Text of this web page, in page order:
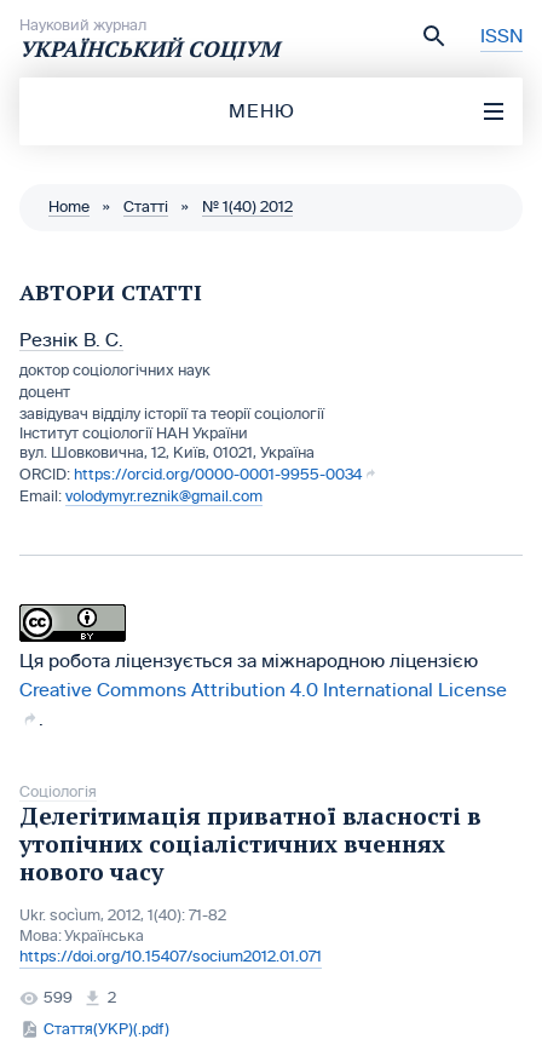
Науковий журнал
УКРАЇНСЬКИЙ СОЦІУМ ISSN
МЕНЮ
Home » Статті » № 1(40) 2012
АВТОРИ СТАТТІ
Резнік В. С.
доктор соціологічних наук
доцент
завідувач відділy історії та теорії соціології
Інститут соціології НАН України
вул. Шовковична, 12, Київ, 01021, Україна
https://orcid.org/0000-0001-9955-0034
volodymyr.reznik@gmail.com
Ця робота ліцензується за міжнародною ліцензією
Creative Commons Attribution 4.0 International License
Соціологія
Делегітимація приватної власності в
утопічних соціалістичних вченнях
нового часу
Ukr. socìum, 2012, 1(40): 71-82
Мова:Українська
https://doi.org/10.15407/socium2012.01.071
599
2
Стаття(УКР)(.pdf)